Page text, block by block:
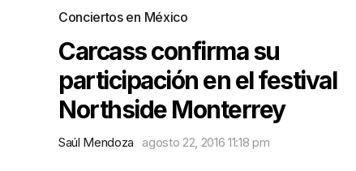
Conciertos en México
Carcass confirma su
participación en el festival
Northside Monterrey
Saúl Mendoza agosto 22, 2016 11:18 pm